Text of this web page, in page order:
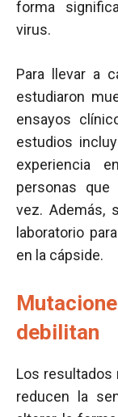
forma
virus.
Para llevar a
estudiaron
ensayos
estudios
experiencia
personas que
vez. Además,
laboratorio
en la cápside.
debilitan
Los resultados
reducen la